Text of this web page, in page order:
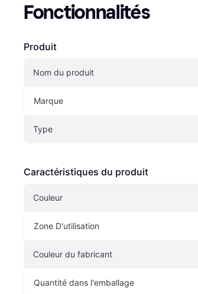
Fonctionnalités
Produit
Nom du produit
Marque
Type
Caractéristiques du produit
Couleur
Zone D'utilisation
Couleur du fabricant
Quantité dans l'emballage